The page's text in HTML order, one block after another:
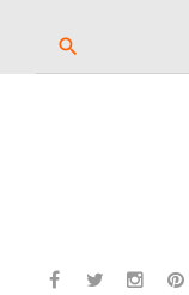
search